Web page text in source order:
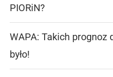
PIORiN?
WAPA: Takich prognoz
było!